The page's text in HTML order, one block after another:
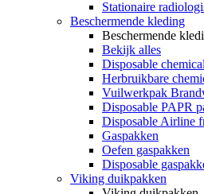
Stationaire
Beschermende kleding
Beschermende
Bekijk alles
Disposable
Herbruikbare
Vuilwerkpak
Disposable PAPR
Disposable Airline
Gaspakken
Oefen gaspakken
Disposable
Viking duikpakken